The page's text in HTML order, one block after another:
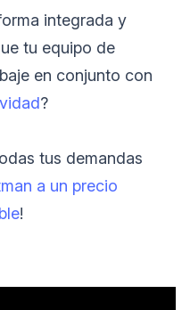
integrada y
tu equipo de
en conjunto con
?
tus demandas
a un precio
!